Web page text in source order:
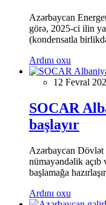
Azərbaycan
görə, 2025-ci ilin
(kondensatla
Ardını oxu
12 Fevral
SOCAR
başlayır
Azərbaycan
nümayəndəlik açıb
başlamağa
Ardını oxu